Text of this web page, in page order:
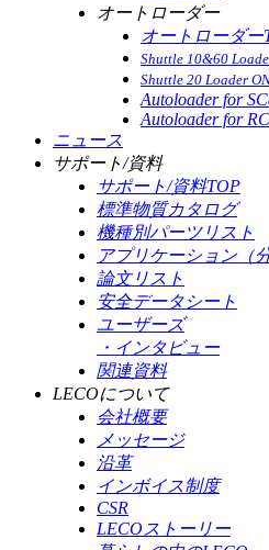
オートローダー
オートローダー
Shuttle 10&60
Shuttle 20 Loader
Autoloader for
Autoloader for
ニュース
サポート/資料
サポート/資料TOP
標準物質カタログ
機種別パーツリスト
アプリケーション（
論文リスト
安全データシート
ユーザーズ
・インタビュー
関連資料
LECOについて
会社概要
メッセージ
沿革
インボイス制度
CSR
LECOストーリー